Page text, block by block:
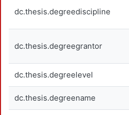
dc.thesis.degreediscipline
dc.thesis.degreegrantor
dc.thesis.degreelevel
dc.thesis.degreename